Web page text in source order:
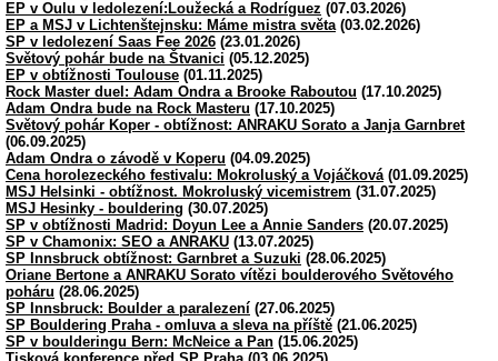
EP v Oulu v ledolezení:Loužecká a Rodríguez (07.03.2026)
EP a MSJ v Lichtenštejnsku: Máme mistra světa (03.02.2026)
SP v ledolezení Saas Fee 2026 (23.01.2026)
Světový pohár bude na Štvanici (05.12.2025)
EP v obtížnosti Toulouse (01.11.2025)
Rock Master duel: Adam Ondra a Brooke Raboutou (17.10.2025)
Adam Ondra bude na Rock Masteru (17.10.2025)
Světový pohár Koper - obtížnost: ANRAKU Sorato a Janja Garnbret
(06.09.2025)
Adam Ondra o závodě v Koperu (04.09.2025)
Cena horolezeckého festivalu: Mokroluský a Vojáčková (01.09.2025)
MSJ Helsinki - obtížnost. Mokroluský vicemistrem (31.07.2025)
MSJ Hesinky - bouldering (30.07.2025)
SP v obtížnosti Madrid: Doyun Lee a Annie Sanders (20.07.2025)
SP v Chamonix: SEO a ANRAKU (13.07.2025)
SP Innsbruck obtížnost: Garnbret a Suzuki (28.06.2025)
Oriane Bertone a ANRAKU Sorato vítězi boulderového Světového
poháru (28.06.2025)
SP Innsbruck: Boulder a paralezení (27.06.2025)
SP Bouldering Praha - omluva a sleva na příště (21.06.2025)
SP v boulderingu Bern: McNeice a Pan (15.06.2025)